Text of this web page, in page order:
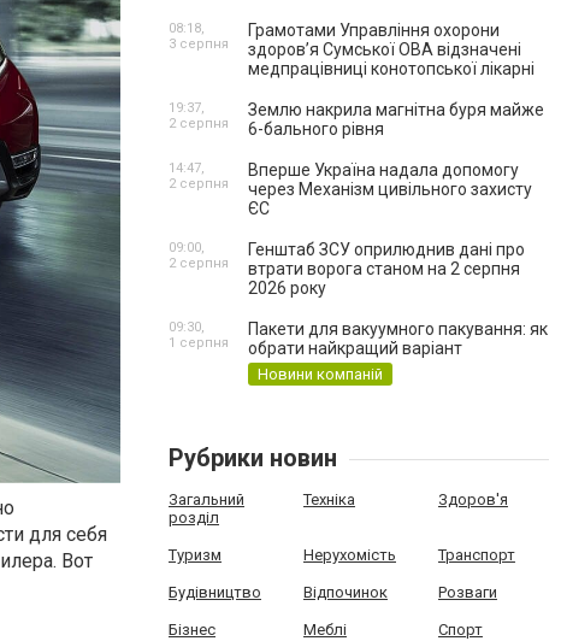
для себя
Вот
Грамотами Управління охорони
здоров’я Сумської ОВА відзначені
медпрацівниці конотопської лікарні
08:18,
3 серпня
Землю накрила магнітна буря майже
6-бального рівня
19:37,
2 серпня
Вперше Україна надала допомогу
через Механізм цивільного захисту
ЄС
14:47,
2 серпня
Генштаб ЗСУ оприлюднив дані про
втрати ворога станом на 2 серпня
2026 року
09:00,
2 серпня
Пакети для вакуумного пакування: як
обрати найкращий варіант
Новини компаній
09:30,
1 серпня
Рубрики новин
Загальний
розділ
Техніка Здоров'я
Туризм Нерухомість Транспорт
Будівництво Відпочинок Розваги
Бізнес Меблі Спорт